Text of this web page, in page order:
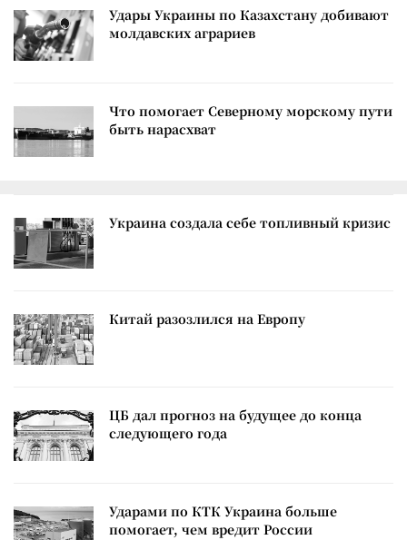
Удары Украины по Казахстану добивают
молдавских аграриев
Что помогает Северному морскому пути
быть нарасхват
Украина создала себе топливный кризис
Китай разозлился на Европу
ЦБ дал прогноз на будущее до конца
следующего года
Ударами по КТК Украина больше
помогает, чем вредит России